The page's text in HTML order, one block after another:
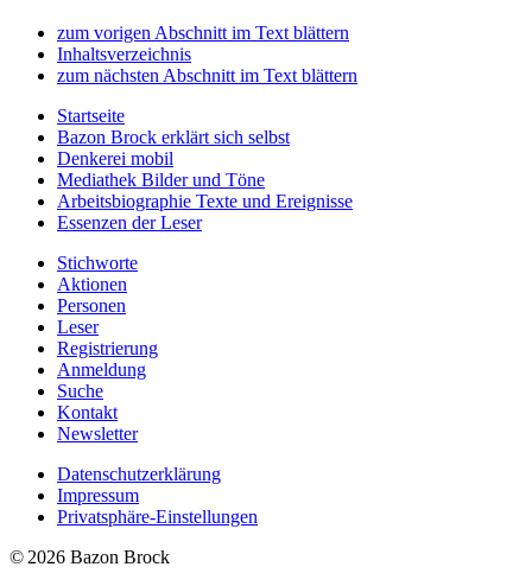
zum vorigen Abschnitt im Text blättern
Inhaltsverzeichnis
zum nächsten Abschnitt im Text blättern
Startseite
Bazon Brock erklärt sich selbst
Denkerei mobil
Mediathek Bilder und Töne
Arbeitsbiographie Texte und Ereignisse
Essenzen der Leser
Stichworte
Aktionen
Personen
Leser
Registrierung
Anmeldung
Suche
Kontakt
Newsletter
Datenschutzerklärung
Impressum
Privatsphäre-Einstellungen
© 2026 Bazon Brock